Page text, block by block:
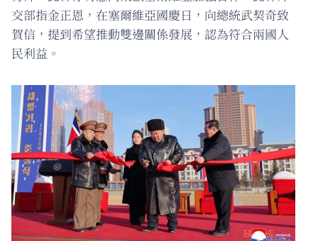
交部指金正恩，在塞爾維亞國慶日，向總統武契奇致
賀信，提到希望推動雙邊關係發展，認為符合兩國人
民利益。